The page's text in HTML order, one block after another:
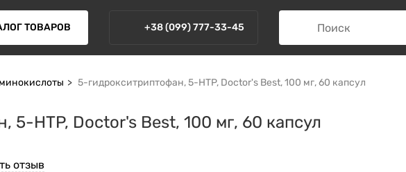
ТОВАРОВ +38 (099) 777-33-45
5-гидрокситриптофан, 5-HTP, Doctor's Best, 100 мг, 60 капсул
5-HTP, Doctor's Best, 100 мг, 60 капсул
отзыв